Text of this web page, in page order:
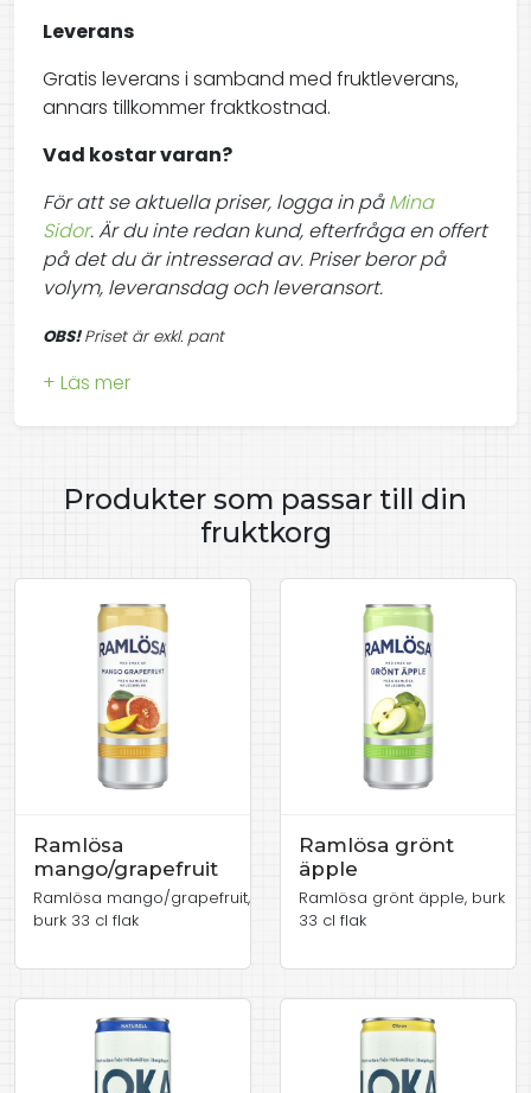
Leverans
Gratis leverans i samband med fruktleverans,
annars tillkommer fraktkostnad.
Vad kostar varan?
För att se aktuella priser, logga in påMina
Sidor. Är du inte redan kund, efterfråga en offert
på det du är intresserad av. Priser beror på
volym, leveransdag och leveransort.
OBS!Priset är exkl. pant
Produkter som passar till din
fruktkorg
Ramlösa
mango/grapefruit
Ramlösa mango/grapefruit,
burk 33 cl flak
Ramlösa grönt
äpple
Ramlösa grönt äpple, burk
33 cl flak